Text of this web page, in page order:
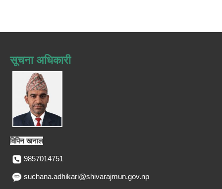
सूचना अधिकारी
विपिन खनाल
9857014751
suchana.adhikari@shivarajmun.gov.np